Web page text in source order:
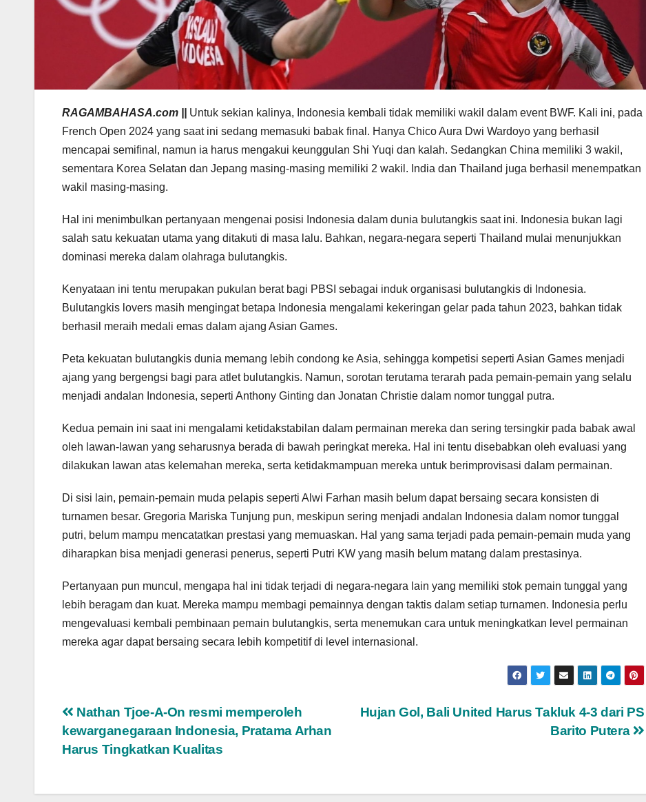
RAGAMBAHASA.com ||
Untuk sekian kalinya, Indonesia kembali tidak memiliki wakil dalam event BWF. Kali ini, pada
French Open 2024 yang saat ini sedang memasuki babak final. Hanya Chico Aura Dwi Wardoyo yang berhasil
mencapai semifinal, namun ia harus mengakui keunggulan Shi Yuqi dan kalah. Sedangkan China memiliki 3 wakil,
sementara Korea Selatan dan Jepang masing-masing memiliki 2 wakil. India dan Thailand juga berhasil menempatkan
wakil masing-masing.
Hal ini menimbulkan pertanyaan mengenai posisi Indonesia dalam dunia bulutangkis saat ini. Indonesia bukan lagi
salah satu kekuatan utama yang ditakuti di masa lalu. Bahkan, negara-negara seperti Thailand mulai menunjukkan
dominasi mereka dalam olahraga bulutangkis.
Kenyataan ini tentu merupakan pukulan berat bagi PBSI sebagai induk organisasi bulutangkis di Indonesia.
Bulutangkis lovers masih mengingat betapa Indonesia mengalami kekeringan gelar pada tahun 2023, bahkan tidak
berhasil meraih medali emas dalam ajang Asian Games.
Peta kekuatan bulutangkis dunia memang lebih condong ke Asia, sehingga kompetisi seperti Asian Games menjadi
ajang yang bergengsi bagi para atlet bulutangkis. Namun, sorotan terutama terarah pada pemain-pemain yang selalu
menjadi andalan Indonesia, seperti Anthony Ginting dan Jonatan Christie dalam nomor tunggal putra.
Kedua pemain ini saat ini mengalami ketidakstabilan dalam permainan mereka dan sering tersingkir pada babak awal
oleh lawan-lawan yang seharusnya berada di bawah peringkat mereka. Hal ini tentu disebabkan oleh evaluasi yang
dilakukan lawan atas kelemahan mereka, serta ketidakmampuan mereka untuk berimprovisasi dalam permainan.
Di sisi lain, pemain-pemain muda pelapis seperti Alwi Farhan masih belum dapat bersaing secara konsisten di
turnamen besar. Gregoria Mariska Tunjung pun, meskipun sering menjadi andalan Indonesia dalam nomor tunggal
putri, belum mampu mencatatkan prestasi yang memuaskan. Hal yang sama terjadi pada pemain-pemain muda yang
diharapkan bisa menjadi generasi penerus, seperti Putri KW yang masih belum matang dalam prestasinya.
Pertanyaan pun muncul, mengapa hal ini tidak terjadi di negara-negara lain yang memiliki stok pemain tunggal yang
lebih beragam dan kuat. Mereka mampu membagi pemainnya dengan taktis dalam setiap turnamen. Indonesia perlu
mengevaluasi kembali pembinaan pemain bulutangkis, serta menemukan cara untuk meningkatkan level permainan
mereka agar dapat bersaing secara lebih kompetitif di level internasional.
Navigasi
pos
Hujan Gol, Bali United Harus Takluk 4-3 dari PS
Barito Putera
Nathan Tjoe-A-On resmi memperoleh
kewarganegaraan Indonesia, Pratama Arhan
Harus Tingkatkan Kualitas